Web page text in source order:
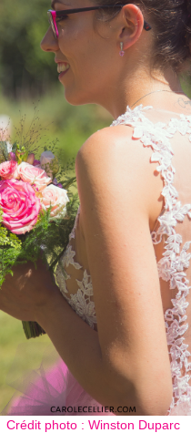
Crédit photo : Winston Duparc